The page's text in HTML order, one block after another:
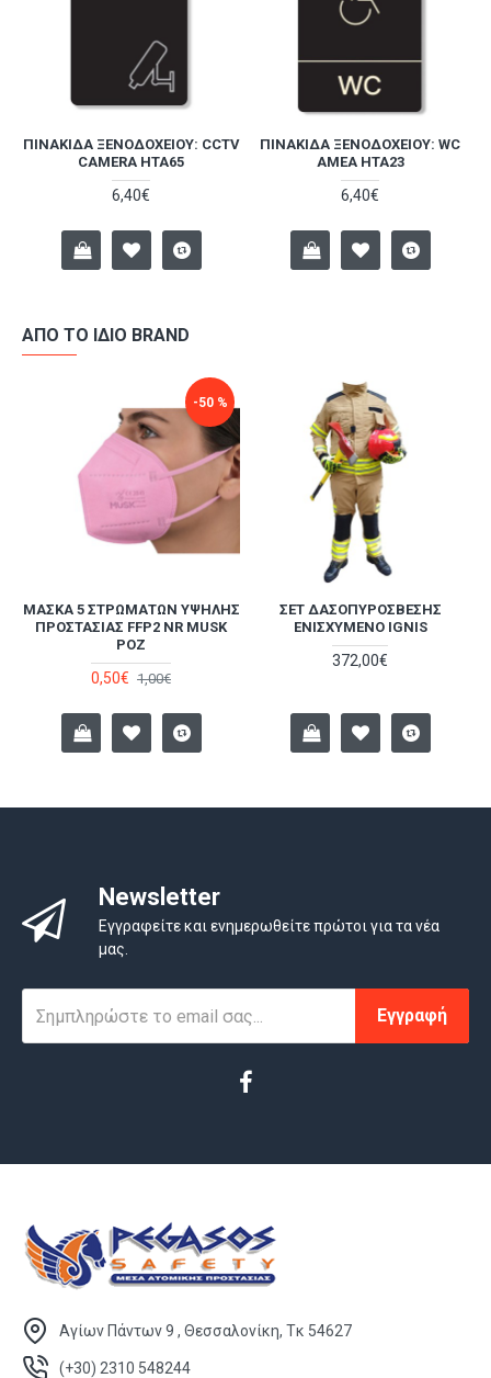
ΠΙΝΑΚΊΔΑ ΞΕΝΟΔΟΧΕΊΟΥ: CCTV
CAMERA HTA65
6,40€
ΠΙΝΑΚΊΔΑ ΞΕΝΟΔΟΧΕΊΟΥ: WC
ΑΜΕΑ HTA23
6,40€
ΑΠΌ ΤΟ ΊΔΙΟ BRAND
-50 %
ΜΆΣΚΑ 5 ΣΤΡΩΜΆΤΩΝ ΥΨΗΛΉΣ
ΠΡΟΣΤΑΣΊΑΣ FFP2 NR MUSK
ΡΟΖ
0,50€ 1,00€
ΣΕΤ ΔΑΣΟΠΥΡΌΣΒΕΣΗΣ
ΕΝΙΣΧΥΜΈΝΟ IGNIS
372,00€
Newsletter
Εγγραφείτε και ενημερωθείτε πρώτοι για τα νέα
μας.
Εγγραφή
Αγίων Πάντων 9 , Θεσσαλονίκη, Τκ 54627
(+30) 2310 548244